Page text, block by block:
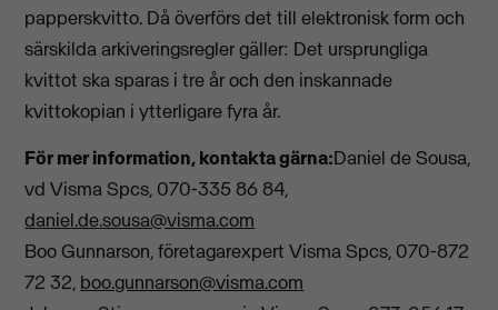
papperskvitto. Då överförs det till elektronisk form och
särskilda arkiveringsregler gäller: Det ursprungliga
kvittot ska sparas i tre år och den inskannade
kvittokopian i ytterligare fyra år.
För mer information, kontakta gärna:Daniel de Sousa,
vd Visma Spcs, 070-335 86 84,
daniel.de.sousa@visma.com
Boo Gunnarson, företagarexpert Visma Spcs, 070-872
72 32, boo.gunnarson@visma.com